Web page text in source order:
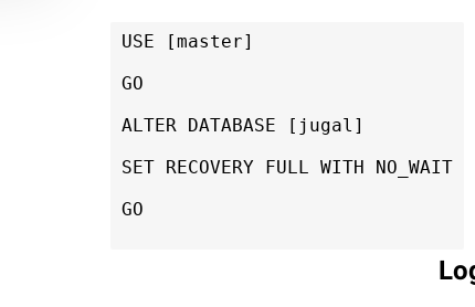
USE [master]
GO
ALTER DATABASE [jugal]
SET RECOVERY FULL WITH NO_WAIT
GO